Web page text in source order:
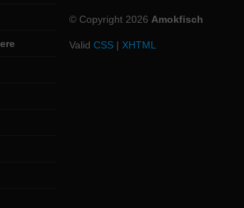
© Copyright 2026 Amokfisch
Valid CSS | XHTML